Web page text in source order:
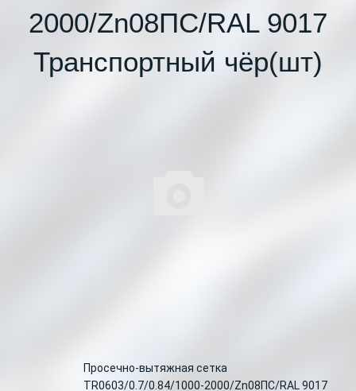
2000/Zn08ПС/RAL 9017
Транспортный чёр(шт)
Просечно-вытяжная сетка
TR0603/0.7/0.84/1000-2000/Zn08ПС/RAL 9017